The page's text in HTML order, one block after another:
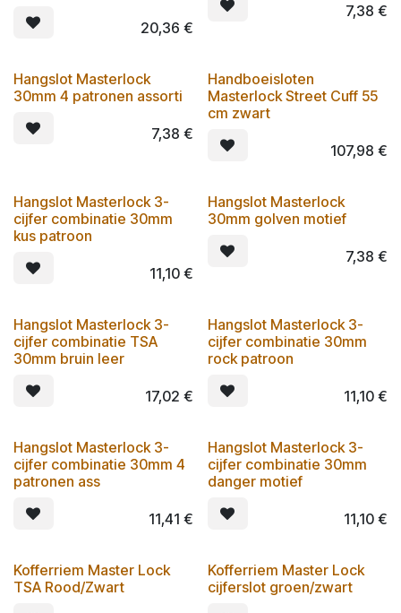
20,36 €
7,38 €
Hangslot Masterlock
30mm 4 patronen assorti
7,38 €
Handboeisloten
Masterlock Street Cuff 55
cm zwart
107,98 €
Hangslot Masterlock 3-
cijfer combinatie 30mm
kus patroon
11,10€
Hangslot Masterlock
30mm golven motief
7,38 €
Hangslot Masterlock 3-
cijfer combinatie TSA
30mm bruin leer
17,02 €
Hangslot Masterlock 3-
cijfer combinatie 30mm
rock patroon
11,10€
Hangslot Masterlock 3-
cijfer combinatie 30mm 4
patronen ass
11,41 €
Hangslot Masterlock 3-
cijfer combinatie 30mm
danger motief
11,10€
Kofferriem Master Lock
TSA Rood/Zwart
Kofferriem Master Lock
cijferslot groen/zwart